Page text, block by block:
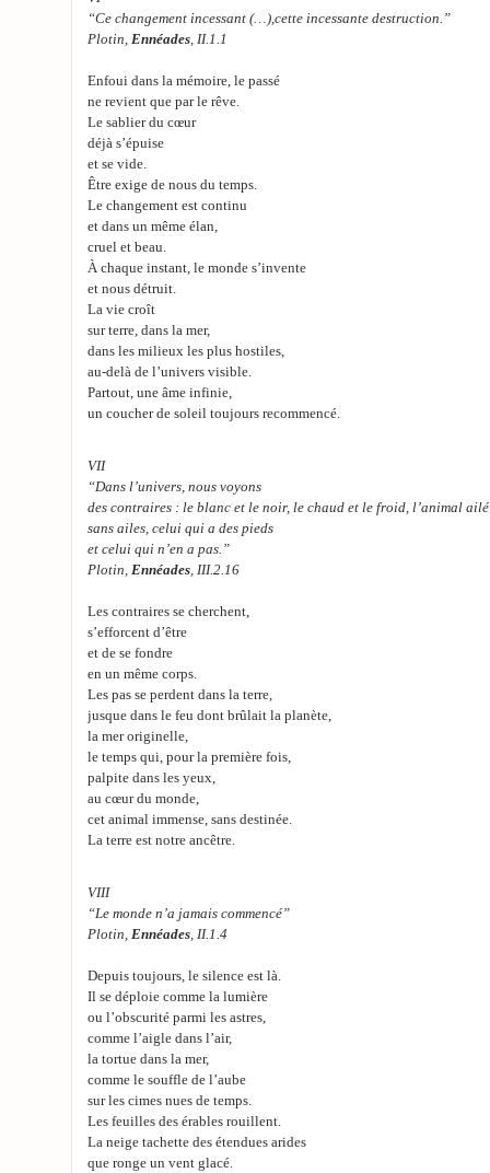
“Ce changement incessant (…),cette incessante destruction.”
Plotin, Ennéades, II.1.1
Enfoui dans la mémoire, le passé
ne revient que par le rêve.
Le sablier du cœur
déjà s’épuise
et se vide.
Être exige de nous du temps.
Le changement est continu
et dans un même élan,
cruel et beau.
À chaque instant, le monde s’invente
et nous détruit.
La vie croît
sur terre, dans la mer,
dans les milieux les plus hostiles,
au-delà de l’univers visible.
Partout, une âme infinie,
un coucher de soleil toujours recommencé.
VII
“Dans l’univers, nous voyons
des contraires : le blanc et le noir, le chaud et le froid, l’animal
sans ailes, celui qui a des pieds
et celui qui n’en a pas.”
Plotin, Ennéades, III.2.16
Les contraires se cherchent,
s’efforcent d’être
et de se fondre
en un même corps.
Les pas se perdent dans la terre,
jusque dans le feu dont brûlait la planète,
la mer originelle,
le temps qui, pour la première fois,
palpite dans les yeux,
au cœur du monde,
cet animal immense, sans destinée.
La terre est notre ancêtre.
VIII
“Le monde n’a jamais commencé”
Plotin, Ennéades, II.1.4
Depuis toujours, le silence est là.
Il se déploie comme la lumière
ou l’obscurité parmi les astres,
comme l’aigle dans l’air,
la tortue dans la mer,
comme le souffle de l’aube
sur les cimes nues de temps.
Les feuilles des érables rouillent.
La neige tachette des étendues arides
que ronge un vent glacé.